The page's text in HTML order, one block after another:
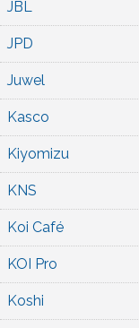
JBL
JPD
Juwel
Kasco
Kiyomizu
KNS
Koi Café
KOI Pro
Koshi